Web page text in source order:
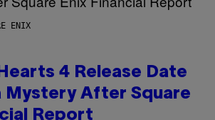
ENIX
4 Release Date
Mystery After Square
Report